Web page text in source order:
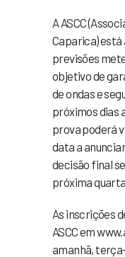
A ASCC
Caparica)
previsões
objetivo de
de ondas e
próximos dias
prova poderá
data a
decisão final
próxima
As inscrições
ASCC em
amanhã,